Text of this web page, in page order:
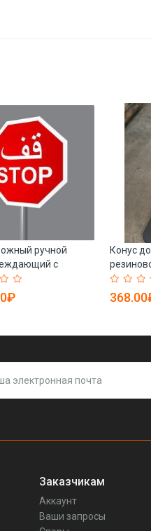
ручной
с
текстом (арт. 25-
Конус
(арт. 25-
Заказчикам
Аккаунт
Ваши запросы